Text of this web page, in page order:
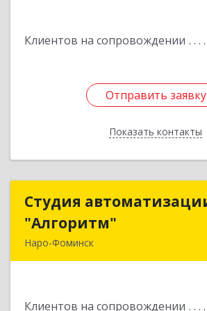
Клиентов на сопровождении
Отправить заявку
Показать контакты
Отправить заявку
Назад
Студия
"Алгоритм"
Наро-Фоминск
Клиентов на сопровождении
Студия